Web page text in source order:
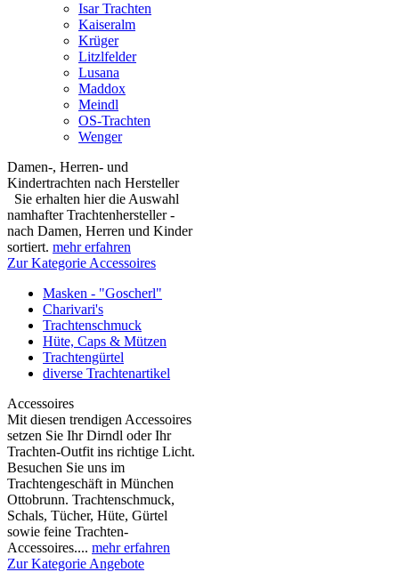
Isar Trachten
Kaiseralm
Krüger
Litzlfelder
Lusana
Maddox
Meindl
OS-Trachten
Wenger
Damen-, Herren- und
Kindertrachten nach Hersteller
Sie erhalten hier die Auswahl
namhafter Trachtenhersteller -
nach Damen, Herren und Kinder
sortiert. mehr erfahren
Zur Kategorie Accessoires
Masken - "Goscherl"
Charivari's
Trachtenschmuck
Hüte, Caps & Mützen
Trachtengürtel
diverse Trachtenartikel
Accessoires
Mit diesen trendigen Accessoires
setzen Sie Ihr Dirndl oder Ihr
Trachten-Outfit ins richtige Licht.
Besuchen Sie uns im
Trachtengeschäft in München
Ottobrunn. Trachtenschmuck,
Schals, Tücher, Hüte, Gürtel
sowie feine Trachten-
Accessoires.... mehr erfahren
Zur Kategorie Angebote